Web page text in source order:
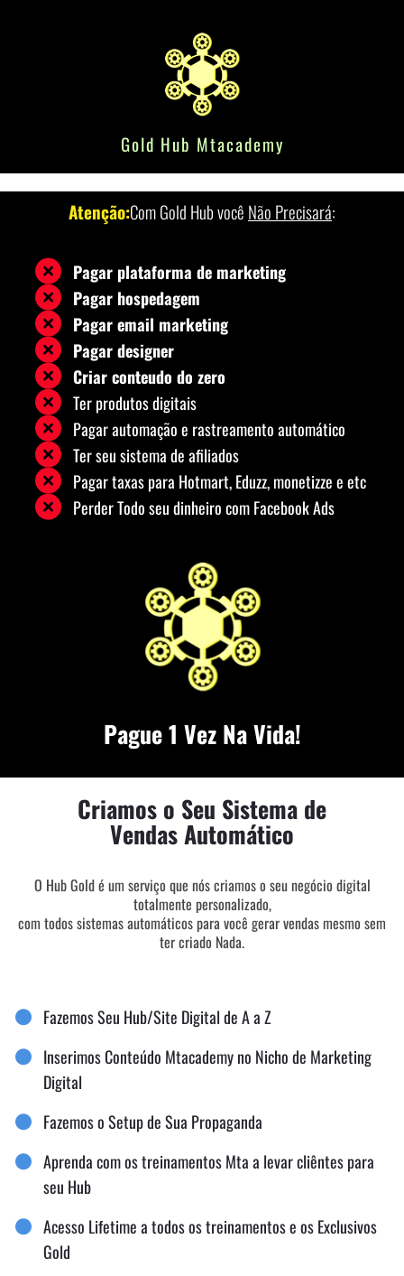
Gold Hub Mtacademy
Atenção:Com Gold Hub você Não Precisará:
Pagar plataforma de marketing
Pagar hospedagem
Pagar email marketing
Pagar designer
Criar conteudo do zero
Ter produtos digitais
Pagar automação e rastreamento automático
Ter seu sistema de afiliados
Pagar taxas para Hotmart, Eduzz, monetizze e etc
Perder Todo seu dinheiro com Facebook Ads
Pague 1 Vez Na Vida!
Criamos o Seu Sistema de
Vendas Automático
O Hub Gold é um serviço que nós criamos o seu negócio digital
totalmente personalizado,
com todos sistemas automáticos para você gerar vendas mesmo sem
ter criado Nada.
Fazemos Seu Hub/Site Digital de A a Z
Inserimos Conteúdo Mtacademy no Nicho de Marketing
Digital
Fazemos o Setup de Sua Propaganda
Aprenda com os treinamentos Mta a levar cliêntes para
seu Hub
Acesso Lifetime a todos os treinamentos e os Exclusivos
Gold